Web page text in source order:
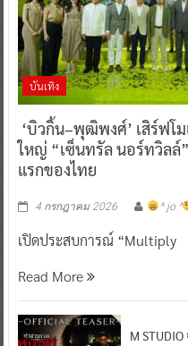
บันเทิง
‘บิวกิ้น–พุฒิพงศ์’ เสิร์ฟโ
ใหญ่ “เซ็นทรัล นอร์ทวิลล์
แรกของไทย
4 กรกฎาคม 2026 ^ jo ^
เปิดประสบการณ์ “Multiply
Read More
M